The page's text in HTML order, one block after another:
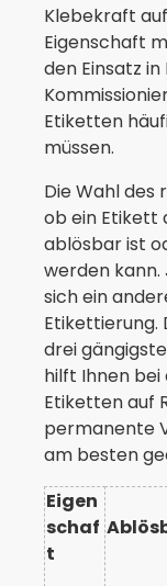
Klebekraft
Eigenschaft
den Einsatz
Etiketten
müssen.
Die Wahl
ob ein Etikett
ablösbar ist
werden kann.
sich ein
Etikettierung.
drei
hilft Ihnen
Etiketten auf
permanente
am besten
Eigen
schaf
t